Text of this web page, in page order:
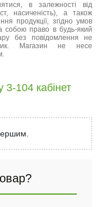
в залежності від
насиченість), а також
продукції, згідно умов
собою право в будь-який
без повідомлення не
Магазин не несе
3-104 кабінет